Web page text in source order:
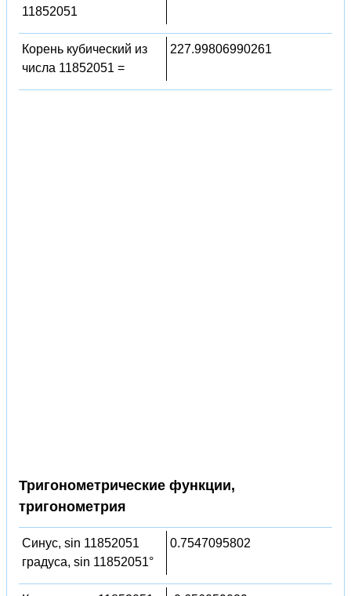
11852051
Корень кубический из
числа 11852051 =
227.99806990261
Тригонометрические функции,
тригонометрия
Синус, sin 11852051
градуса, sin 11852051°
0.7547095802